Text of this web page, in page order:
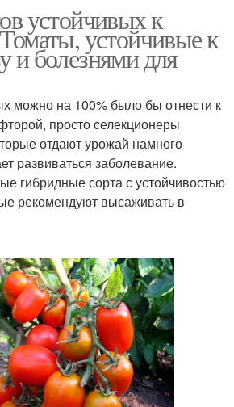
устойчивых к
устойчивые к
и болезнями для
можно на 100% было бы отнести к
просто селекционеры
отдают урожай намного
развиваться заболевание.
гибридные сорта с устойчивостью
рекомендуют высаживать в